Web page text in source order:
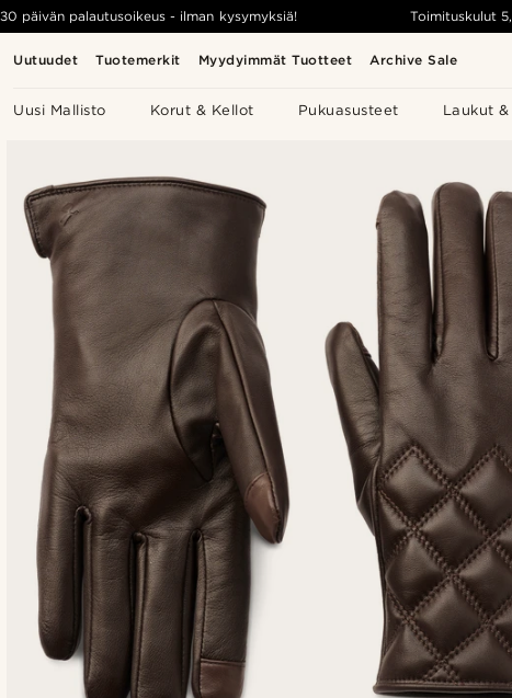
Uutuudet Tuotemerkit Myydyimmät Tuotteet Archive Sale
Uusi Mallisto Korut & Kellot Pukuasusteet Laukut
30 päivän palautusoikeus - ilman kysymyksiä! Toimituskulut